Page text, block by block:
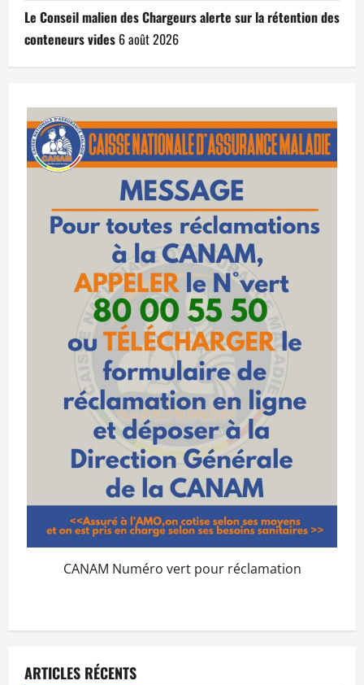
Le Conseil malien des Chargeurs alerte sur la rétention des
conteneurs vides 6 août 2026
CANAM Numéro vert pour réclamation
ARTICLES RÉCENTS